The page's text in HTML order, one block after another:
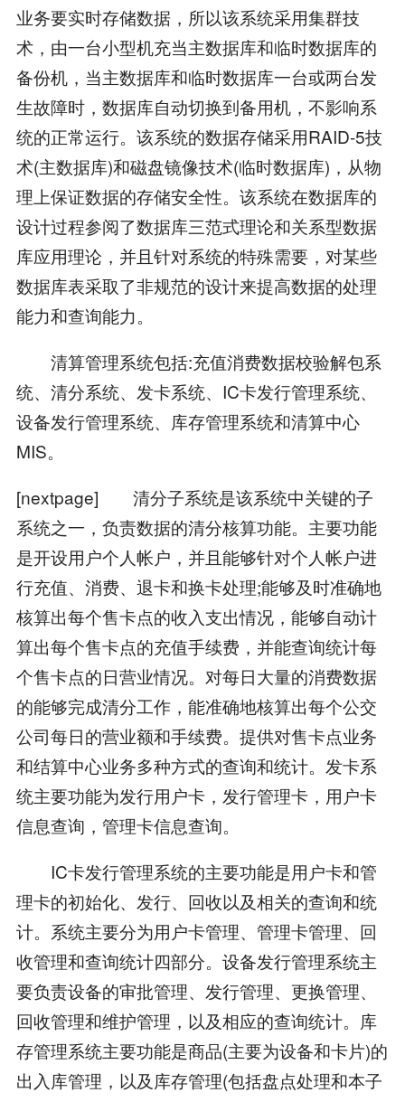
业务要实时存储数据，所以该系统采用集群技
术，由一台小型机充当主数据库和临时数据库的
备份机，当主数据库和临时数据库一台或两台发
生故障时，数据库自动切换到备用机，不影响系
统的正常运行。该系统的数据存储采用RAID-5技
术(主数据库)和磁盘镜像技术(临时数据库)，从物
理上保证数据的存储安全性。该系统在数据库的
设计过程参阅了数据库三范式理论和关系型数据
库应用理论，并且针对系统的特殊需要，对某些
数据库表采取了非规范的设计来提高数据的处理
能力和查询能力。
清算管理系统包括:充值消费数据校验解包系
统、清分系统、发卡系统、IC卡发行管理系统、
设备发行管理系统、库存管理系统和清算中心
MIS。
[nextpage] 清分子系统是该系统中关键的子
系统之一，负责数据的清分核算功能。主要功能
是开设用户个人帐户，并且能够针对个人帐户进
行充值、消费、退卡和换卡处理;能够及时准确地
核算出每个售卡点的收入支出情况，能够自动计
算出每个售卡点的充值手续费，并能查询统计每
个售卡点的日营业情况。对每日大量的消费数据
的能够完成清分工作，能准确地核算出每个公交
公司每日的营业额和手续费。提供对售卡点业务
和结算中心业务多种方式的查询和统计。发卡系
统主要功能为发行用户卡，发行管理卡，用户卡
信息查询，管理卡信息查询。
IC卡发行管理系统的主要功能是用户卡和管
理卡的初始化、发行、回收以及相关的查询和统
计。系统主要分为用户卡管理、管理卡管理、回
收管理和查询统计四部分。设备发行管理系统主
要负责设备的审批管理、发行管理、更换管理、
回收管理和维护管理，以及相应的查询统计。库
存管理系统主要功能是商品(主要为设备和卡片)的
出入库管理，以及库存管理(包括盘点处理和本子